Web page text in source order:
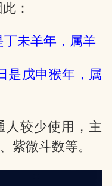
：
未羊年，属羊
是戊申猴年，属
人较少使用，主
紫微斗数等。